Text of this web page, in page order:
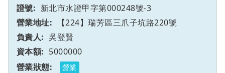
新北市水證甲字第000248號-3
【224】瑞芳區三爪子坑路220號
吳登賢
5000000
營業